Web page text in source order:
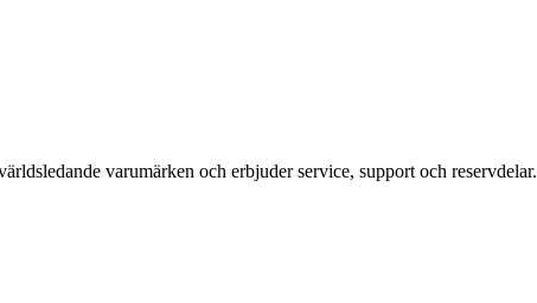
varumärken och erbjuder service, support och reservdelar.